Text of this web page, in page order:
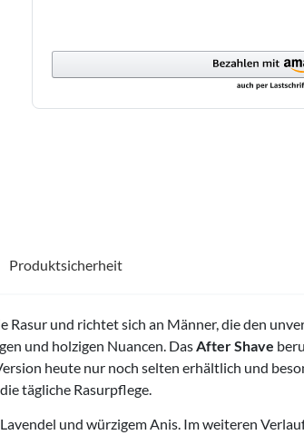
Produktsicherheit
Rasur und richtet sich an Männer, die den
und holzigen Nuancen. Das After Shave
heute nur noch selten erhältlich und
tägliche Rasurpflege.
und würzigem Anis. Im weiteren